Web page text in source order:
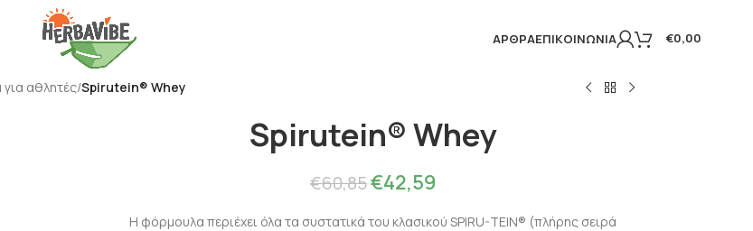
ΆΡΘΡΑΕΠΙΚΟΙΝΩΝΊΑ €0,00
για αθλητές/Spirutein® Whey
Spirutein® Whey
€60,85€42,59
Η φόρμουλα περιέχει όλα τα συστατικά του κλασικού SPIRU-TEIN® (πλήρης σειρά